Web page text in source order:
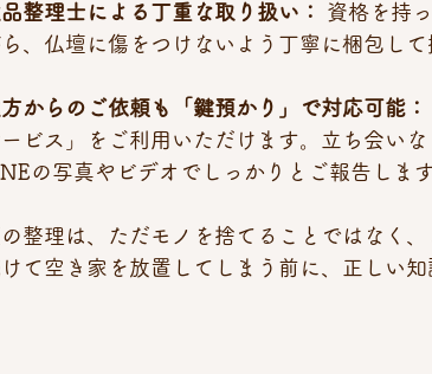
整理士による丁重な取り扱い：
資格を持
、仏壇に傷をつけないよう丁寧に梱包して
からのご依頼も「鍵預かり」で対応可能：
ビス」をご利用いただけます。立ち会い
の写真やビデオでしっかりとご報告します
整理は、ただモノを捨てることではなく
て空き家を放置してしまう前に、正しい